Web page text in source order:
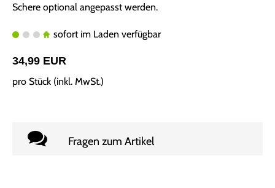
Schere optional angepasst werden.
sofort im Laden verfügbar
34,99 EUR
pro Stück (inkl. MwSt.)
Fragen zum Artikel